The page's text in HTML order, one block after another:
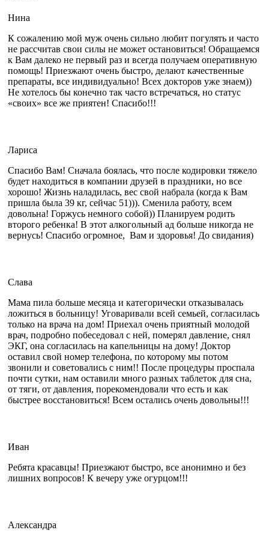
Нина
К сожалению мой муж очень сильно любит погулять и часто
не рассчитав свои силы не может остановиться! Обращаемся
к Вам далеко не первый раз и всегда получаем оперативную
помощь! Приезжают очень быстро, делают качественные
препараты, все индивидуально! Всех докторов уже знаем))
Не хотелось бы конечно так часто встречаться, но статус
«своих» все же приятен! Спасибо!!!
Лариса
Спасибо Вам! Сначала боялась, что после кодировки тяжело
будет находиться в компании друзей в праздники, но все
хорошо! Жизнь наладилась, вес свой набрала (когда к Вам
пришла была 39 кг, сейчас 51))). Сменила работу, всем
довольна! Горжусь немного собой)) Планируем родить
второго ребенка! В этот алкогольный ад больше никогда не
вернусь! Спасибо огромное, Вам и здоровья! До свидания)
Слава
Мама пила больше месяца и категорически отказывалась
ложиться в больницу! Уговаривали всей семьей, согласилась
только на врача на дом! Приехал очень приятный молодой
врач, подробно побеседовал с ней, померял давление, снял
ЭКГ, она согласилась на капельницы на дому! Доктор
оставил свой номер телефона, по которому мы потом
звонили и советовались с ним!! После процедуры проспала
почти сутки, нам оставили много разных таблеток для сна,
от тяги, от давления, порекомендовали что есть и как
быстрее восстановиться! Всем остались очень довольны!!!
Иван
Ребята красавцы! Приезжают быстро, все анонимно и без
лишних вопросов! К вечеру уже огурцом!!!
Александра